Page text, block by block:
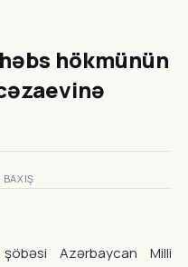
hökmünün
BAXIŞ
Azərbaycan Milli